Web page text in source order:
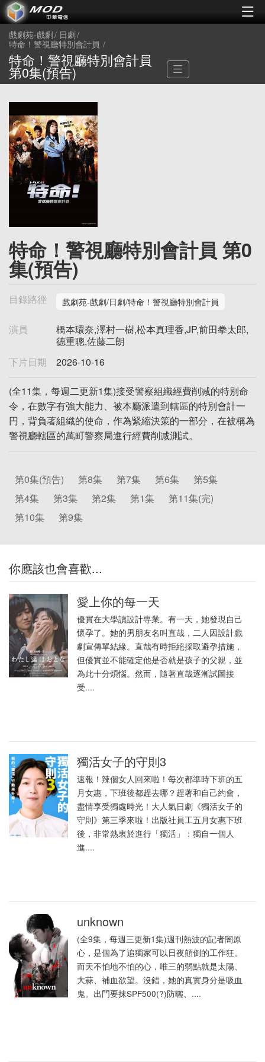
戲劇苑-戲劇
日劇
特命！警視廳特別會計員
特命！警視廳特別會計員
第0集(預告)
特命！警視廳特別會計員 第0
集(預告)
目錄路徑 戲劇苑-戲劇/日劇/特命！警視廳特別會計員
演員
橋本環奈,澤村一樹,松本真理香,JP,前田拳太郎,
德重聰,佐藤二朗
下片日期
2026-10-16
(全11集，每週二更新1集)接受警察組織經費削减的特別命
令，在數字有強大能力、被本廳派遣到轄區的特別會計一
円，背負著組織的使命，作為緊縮決策的一部分，在被稱為
警視廳轄區的萬町警察局進行經費削减測試。
第0集(預告) 第8集 第7集 第6集
第5集
第4集
第3集 第2集 第1集
第11集(完)
第10集
第9集
你應該也會喜歡...
愛上你的每一天
優實在大學讀設計専業。有一天，她發現自己
懷孕了。她的男朋友名叫直哉，二人因設計戲
劇宣傳單結緣。直哉有時拒絕採取避孕措施，
但優實並不能確定他是否就是孩子的父親，並
為此十分煩惱。然而，隨著直哉逐漸試圖接
受....
獨活女子的守則3
速報！辣個女人回來啦！每次都準時下班的五
月女惠，下班後都趕去哪？趕著和自己約會，
盡情享受獨處時光！大人氣日劇《獨活女子的
守則》第三季來啦！出版社員工五月女惠下班
後，非常熱衷於進行「獨活」：獨自一個人
進....
unknown
(全9集，每週三更新1集)週刊熱波的記者闇原
心，是個為了追獨家可以日夜顛倒的工作狂。
而天不怕地不怕的心，唯三的弱點就是太陽、
大蒜、補血欲望。沒錯，她的真實身分是吸血
鬼。出門要抹SPF500(?)防曬、....